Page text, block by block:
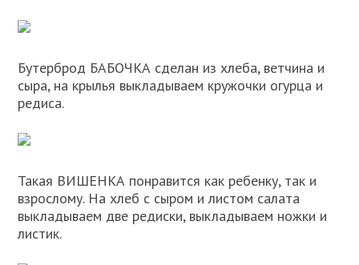
Бутерброд БАБОЧКА сделан из хлеба, ветчина и
сыра, на крылья выкладываем кружочки огурца и
редиса.
Такая ВИШЕНКА понравится как ребенку, так и
взрослому. На хлеб с сыром и листом салата
выкладываем две редиски, выкладываем ножки и
листик.